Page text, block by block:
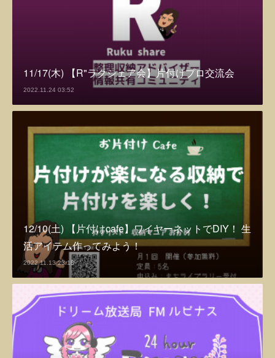
11/17(木) 【R"ラクシェア会】片付けプロ交流会
2022.11.24 03:52
12/10(土) 【片付けcafe】ワイヤーネットでDIY！ 生
活アイテム作ってみよう！
2022.11.13 23:18